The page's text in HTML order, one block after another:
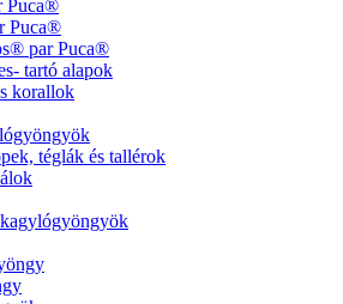
Puca®
Puca®
par Puca®
tartó alapok
korallok
téglák és tallérok